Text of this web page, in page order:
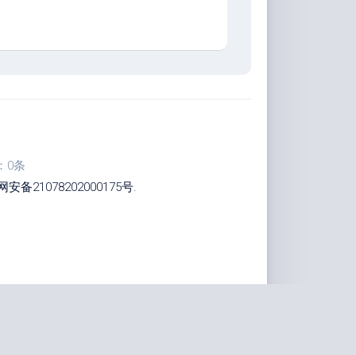
0条
安备21078202000175号.